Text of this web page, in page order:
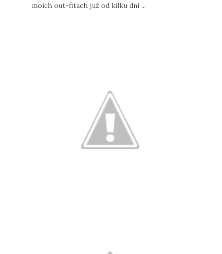
moich out-fitach już od kilku dni ...